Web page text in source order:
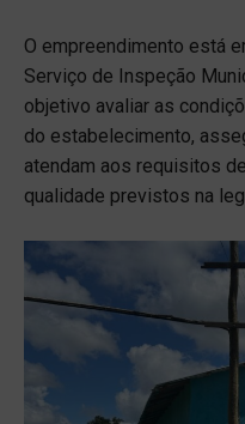
O empreendimento está
Serviço de Inspeção
objetivo avaliar as
do estabelecimento,
atendam aos requisitos
qualidade previstos na